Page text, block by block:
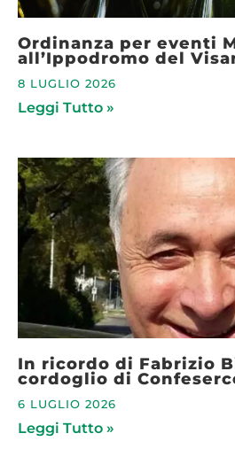
Ordinanza per eventi
all’Ippodromo del
8 LUGLIO 2026
Leggi Tutto »
In ricordo di Fabrizio
cordoglio di
6 LUGLIO 2026
Leggi Tutto »